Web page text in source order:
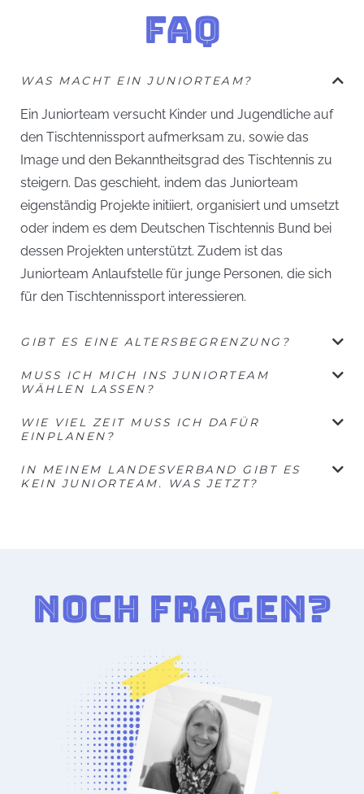
FAQ
WAS MACHT EIN JUNIORTEAM?
Ein Juniorteam versucht Kinder und Jugendliche auf
den Tischtennissport aufmerksam zu, sowie das
Image und den Bekanntheitsgrad des Tischtennis zu
steigern. Das geschieht, indem das Juniorteam
eigenständig Projekte initiiert, organisiert und umsetzt
oder indem es dem Deutschen Tischtennis Bund bei
dessen Projekten unterstützt. Zudem ist das
Juniorteam Anlaufstelle für junge Personen, die sich
für den Tischtennissport interessieren.
GIBT ES EINE ALTERSBEGRENZUNG?
MUSS ICH MICH INS JUNIORTEAM
WÄHLEN LASSEN?
WIE VIEL ZEIT MUSS ICH DAFÜR
EINPLANEN?
IN MEINEM LANDESVERBAND GIBT ES
KEIN JUNIORTEAM. WAS JETZT?
NOCH FRAGEN?